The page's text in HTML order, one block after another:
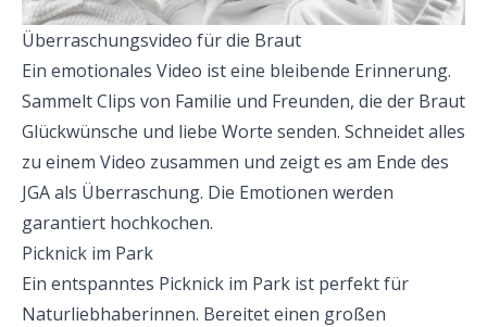
Überraschungsvideo für die Braut
Ein emotionales Video ist eine bleibende Erinnerung.
Sammelt Clips von Familie und Freunden, die der Braut
Glückwünsche und liebe Worte senden. Schneidet alles
zu einem Video zusammen und zeigt es am Ende des
JGA als Überraschung. Die Emotionen werden
garantiert hochkochen.
Picknick im Park
Ein entspanntes Picknick im Park ist perfekt für
Naturliebhaberinnen. Bereitet einen großen